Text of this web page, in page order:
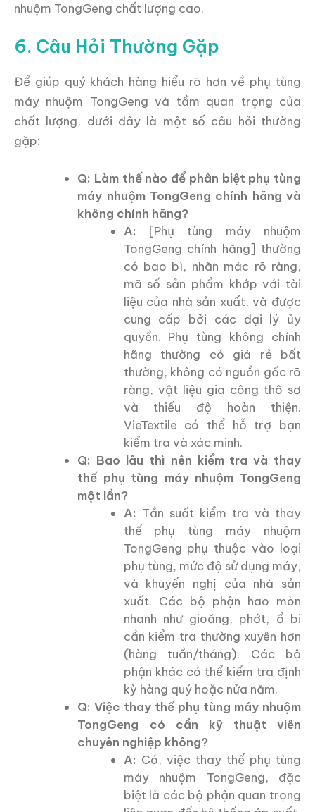
nhuộm TongGeng chất lượng cao.
6. Câu Hỏi Thường Gặp
Để giúp quý khách hàng hiểu rõ hơn về phụ tùng
máy nhuộm TongGeng và tầm quan trọng của
chất lượng, dưới đây là một số câu hỏi thường
gặp:
Q: Làm thế nào để phân biệt phụ tùng
máy nhuộm TongGeng chính hãng và
không chính hãng?
A: [Phụ tùng máy nhuộm
TongGeng chính hãng] thường
có bao bì, nhãn mác rõ ràng,
mã số sản phẩm khớp với tài
liệu của nhà sản xuất, và được
cung cấp bởi các đại lý ủy
quyền. Phụ tùng không chính
hãng thường có giá rẻ bất
thường, không có nguồn gốc rõ
ràng, vật liệu gia công thô sơ
và thiếu độ hoàn thiện.
VieTextile có thể hỗ trợ bạn
kiểm tra và xác minh.
Q: Bao lâu thì nên kiểm tra và thay
thế phụ tùng máy nhuộm TongGeng
một lần?
A: Tần suất kiểm tra và thay
thế phụ tùng máy nhuộm
TongGeng phụ thuộc vào loại
phụ tùng, mức độ sử dụng máy,
và khuyến nghị của nhà sản
xuất. Các bộ phận hao mòn
nhanh như gioăng, phớt, ổ bi
cần kiểm tra thường xuyên hơn
(hàng tuần/tháng). Các bộ
phận khác có thể kiểm tra định
kỳ hàng quý hoặc nửa năm.
Q: Việc thay thế phụ tùng máy nhuộm
TongGeng có cần kỹ thuật viên
chuyên nghiệp không?
A: Có, việc thay thế phụ tùng
máy nhuộm TongGeng, đặc
biệt là các bộ phận quan trọng